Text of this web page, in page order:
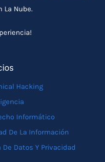
La Nube.
Hacking
Informático
De La Información
Datos Y Privacidad